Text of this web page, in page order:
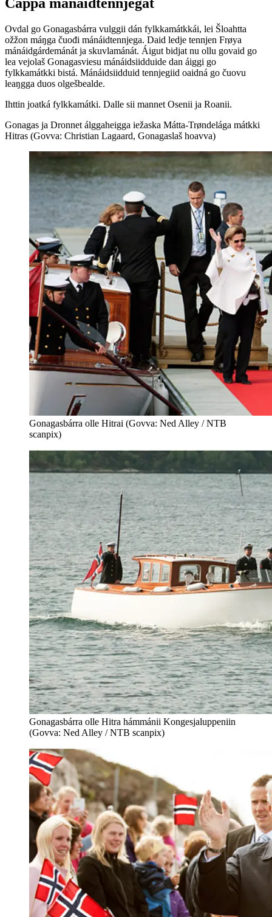
Ovdal go Gonagasbárra vulggii dán fylkkamátkkái, lei Šloahtta
ožžon máŋga čuođi mánáidtennjega. Daid ledje tennjen Frøya
mánáidgárdemánát ja skuvlamánát. Áigut bidjat nu ollu govaid go
lea vejolaš Gonagasviesu mánáidsiidduide dan áiggi go
fylkkamátkki bistá. Mánáidsiidduid tennjegiid oaidná go čuovu
leaŋgga duos olgešbealde.
Ihttin joatká fylkkamátki. Dalle sii mannet Osenii ja Roanii.
Gonagas ja Dronnet álggaheigga iežaska Mátta-Trøndelága mátkki
Hitras (Govva: Christian Lagaard, Gonagaslaš hoavva)
Gonagasbárra olle Hitrai (Govva: Ned Alley / NTB
scanpix)
Gonagasbárra olle Hitra hámmánii Kongesjaluppeniin
(Govva: Ned Alley / NTB scanpix)